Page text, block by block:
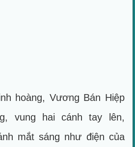
hoàng, Vương Bán Hiệp
vung hai cánh tay lên,
mắt sáng như điện của